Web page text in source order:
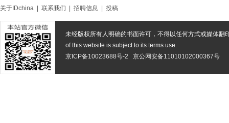
关于IDchina 联系我们 招聘信息 投稿
未经版权所有人明确的书面许可，不得以任何方式或媒体翻
of this website is subject to its terms use.
京ICP备10023688号-2
京公网安备11010102000367号